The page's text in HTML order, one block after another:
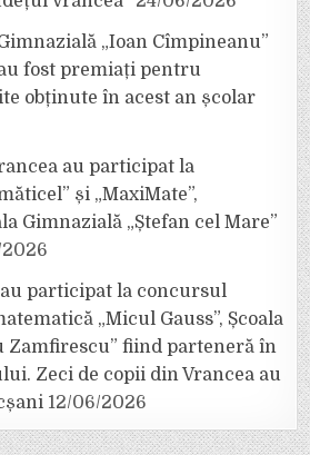
„Ioan Cîmpineanu”
fost premiați pentru
obținute în acest an școlar
au participat la
și „MaxiMate”,
Gimnazială „Ștefan cel Mare”
participat la concursul
„Micul Gauss”, Școala
Zamfirescu” fiind parteneră în
Zeci de copii din Vrancea au
12/06/2026